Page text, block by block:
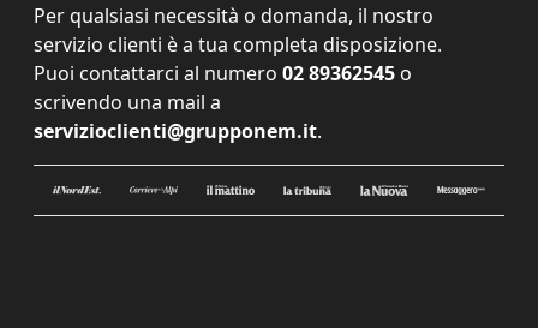
Per qualsiasi necessità o domanda, il nostro
servizio clienti è a tua completa disposizione.
Puoi contattarci al numero 02 89362545 o
scrivendo una mail a
servizioclienti@grupponem.it.